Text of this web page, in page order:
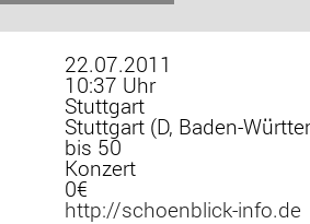
22.07.2011
10:37 Uhr
Stuttgart
Stuttgart (D, Baden-
bis 50
Konzert
0€
http://schoenblick-info.de